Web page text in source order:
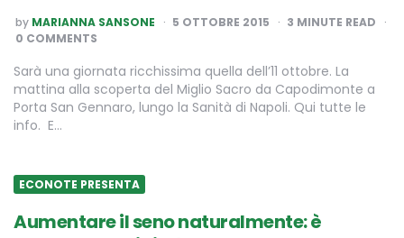
POSTED
BY
by MARIANNA SANSONE 5 OTTOBRE 2015 3 MINUTE READ
0 COMMENTS
Sarà una giornata ricchissima quella dell’11 ottobre. La
mattina alla scoperta del Miglio Sacro da Capodimonte a
Porta San Gennaro, lungo la Sanità di Napoli. Qui tutte le
info. E…
ECONOTE PRESENTA
Aumentare il seno naturalmente: è